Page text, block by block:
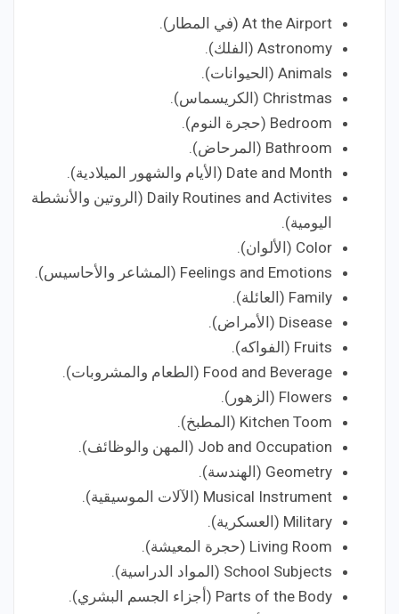
At the Airport (في المطار).
Astronomy (الفلك).
Animals (الحيوانات).
Christmas (الكريسماس).
Bedroom (حجرة النوم).
Bathroom (المرحاض).
Date and Month (الأيام والشهور الميلادية).
Daily Routines and Activites (الروتين والأنشطة
اليومية).
Color (الألوان).
Feelings and Emotions (المشاعر والأحاسيس).
Family (العائلة).
Disease (الأمراض).
Fruits (الفواكه).
Food and Beverage (الطعام والمشروبات).
Flowers (الزهور).
Kitchen Toom (المطبخ).
Job and Occupation (المهن والوظائف).
Geometry (الهندسة).
Musical Instrument (الآلات الموسيقية).
Military (العسكرية).
Living Room (حجرة المعيشة).
School Subjects (المواد الدراسية).
Parts of the Body (أجزاء الجسم البشري).